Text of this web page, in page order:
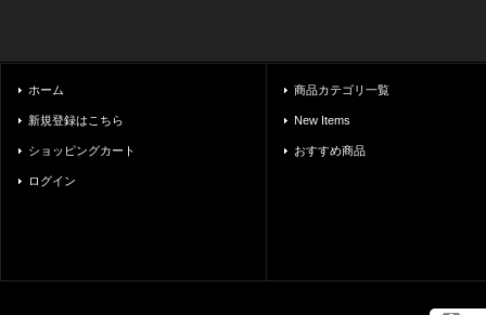
ホーム
新規登録はこちら
ショッピングカート
ログイン
商品カテゴリ一覧
New Items
おすすめ商品